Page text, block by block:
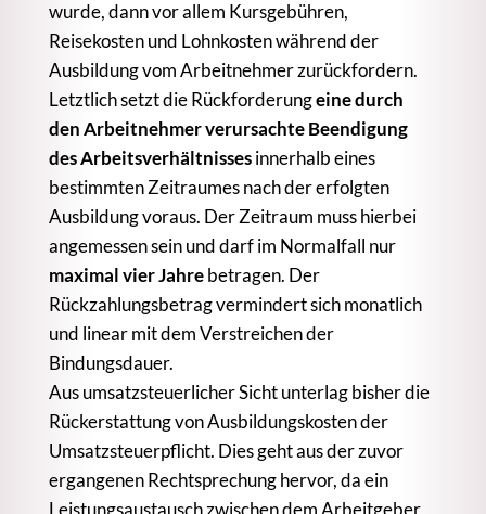
wurde, dann vor allem Kursgebühren,
Reisekosten und Lohnkosten während der
Ausbildung vom Arbeitnehmer zurückfordern.
Letztlich setzt die Rückforderungeine durch
den Arbeitnehmer verursachte Beendigung
des Arbeitsverhältnissesinnerhalb eines
bestimmten Zeitraumes nach der erfolgten
Ausbildung voraus. Der Zeitraum muss hierbei
angemessen sein und darf im Normalfall nur
maximal vier Jahrebetragen. Der
Rückzahlungsbetrag vermindert sich monatlich
und linear mit dem Verstreichen der
Bindungsdauer.
Aus umsatzsteuerlicher Sicht unterlag bisher die
Rückerstattung von Ausbildungskosten der
Umsatzsteuerpflicht. Dies geht aus der zuvor
ergangenen Rechtsprechung hervor, da ein
Leistungsaustausch zwischen dem Arbeitgeber